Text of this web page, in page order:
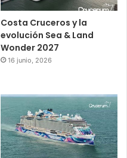
Costa Cruceros y la
evolución Sea & Land
Wonder 2027
16 junio, 2026